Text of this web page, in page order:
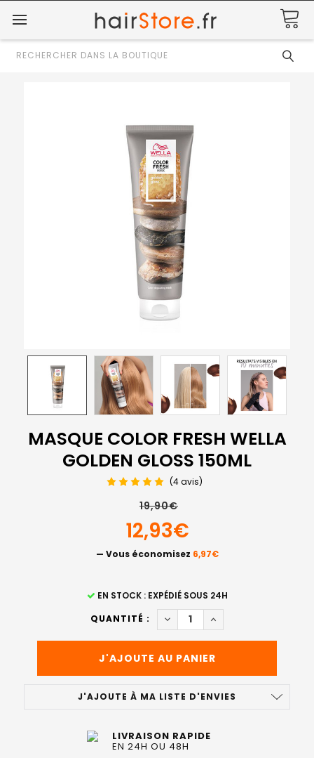
Rechercher
MASQUE COLOR FRESH WELLA
GOLDEN GLOSS 150ML
(4 avis)
19,90€
12,93€
— Vous économisez 6,97€
EN STOCK : EXPÉDIÉ SOUS 24H
QUANTITÉ :
DIMINUER LA QUANTITÉ DE
AUGMENTER LA
J'AJOUTE À MA LISTE D'ENVIES
LIVRAISON RAPIDE
EN 24H OU 48H